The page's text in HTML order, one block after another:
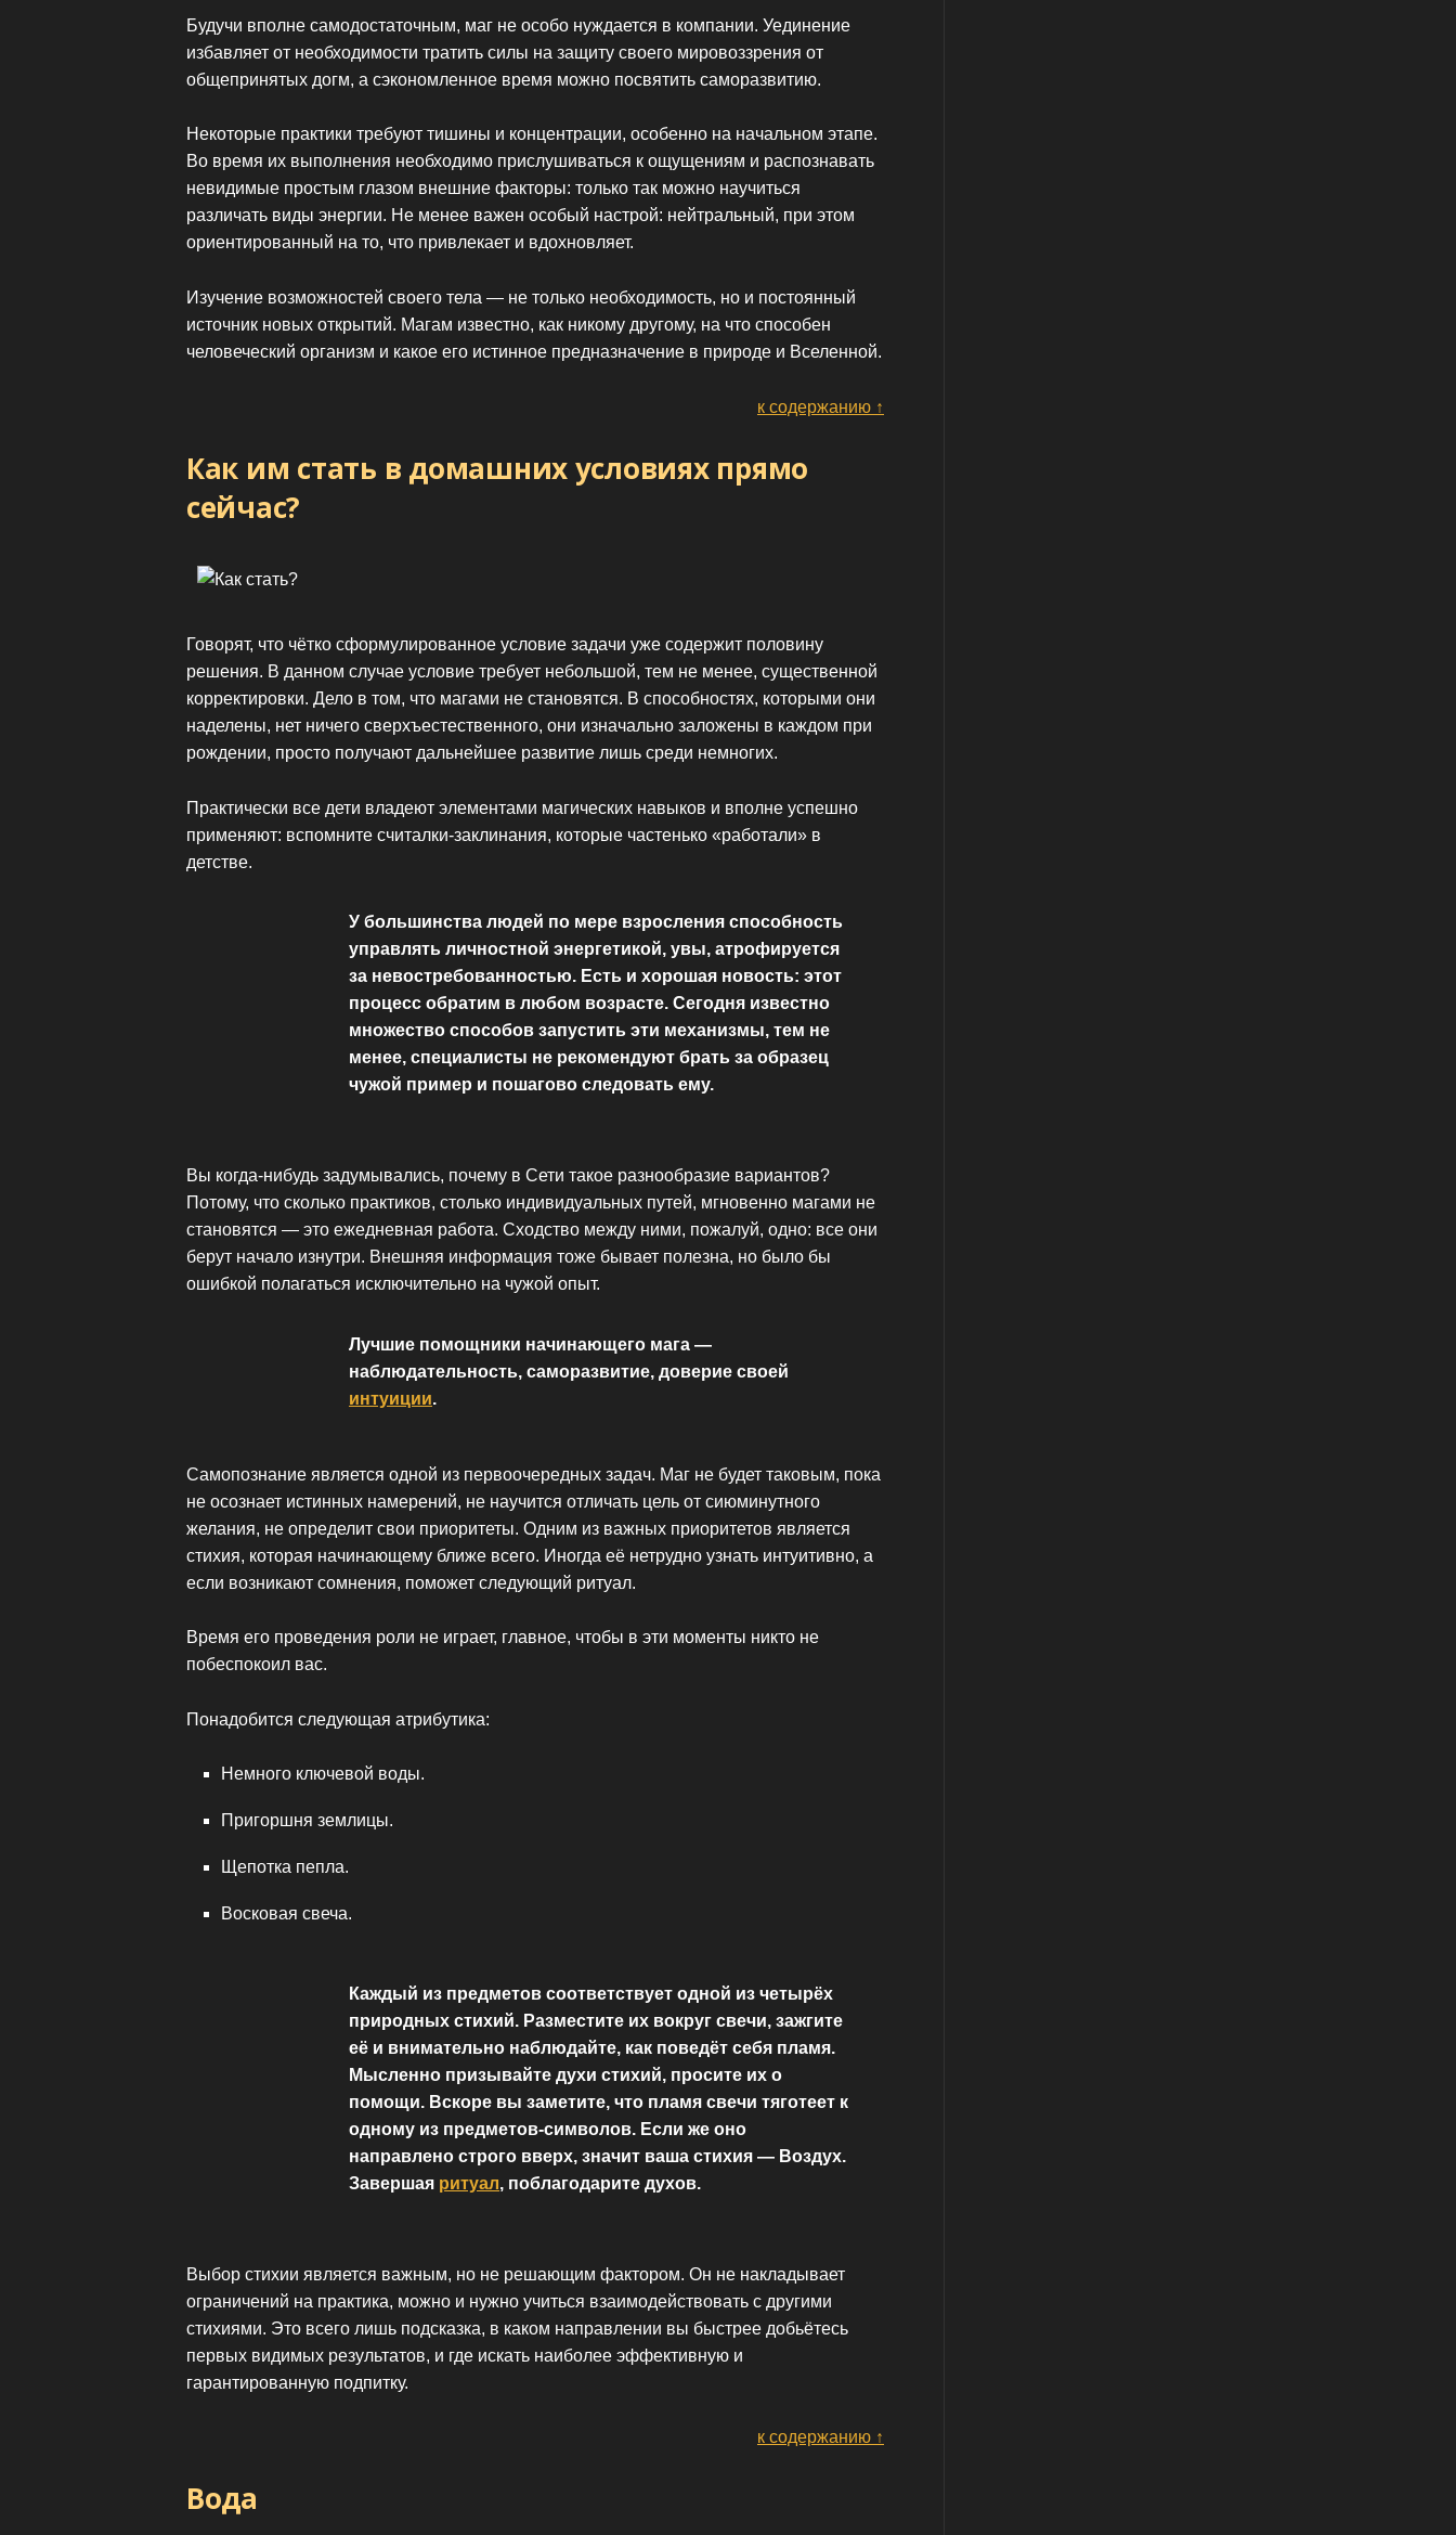
Будучи вполне самодостаточным, маг не особо нуждается в компании. Уединение
избавляет от необходимости тратить силы на защиту своего мировоззрения от
общепринятых догм, а сэкономленное время можно посвятить саморазвитию.
Некоторые практики требуют тишины и концентрации, особенно на начальном этапе.
Во время их выполнения необходимо прислушиваться к ощущениям и распознавать
невидимые простым глазом внешние факторы: только так можно научиться
различать виды энергии. Не менее важен особый настрой: нейтральный, при этом
ориентированный на то, что привлекает и вдохновляет.
Изучение возможностей своего тела — не только необходимость, но и постоянный
источник новых открытий. Магам известно, как никому другому, на что способен
человеческий организм и какое его истинное предназначение в природе и Вселенной.
к содержанию ↑
Как им стать в домашних условиях прямо
сейчас?
Говорят, что чётко сформулированное условие задачи уже содержит половину
решения. В данном случае условие требует небольшой, тем не менее, существенной
корректировки. Дело в том, что магами не становятся. В способностях, которыми они
наделены, нет ничего сверхъестественного, они изначально заложены в каждом при
рождении, просто получают дальнейшее развитие лишь среди немногих.
Практически все дети владеют элементами магических навыков и вполне успешно
применяют: вспомните считалки-заклинания, которые частенько «работали» в
детстве.
У большинства людей по мере взросления способность
управлять личностной энергетикой, увы, атрофируется
за невостребованностью. Есть и хорошая новость: этот
процесс обратим в любом возрасте. Сегодня известно
множество способов запустить эти механизмы, тем не
менее, специалисты не рекомендуют брать за образец
чужой пример и пошагово следовать ему.
Вы когда-нибудь задумывались, почему в Сети такое разнообразие вариантов?
Потому, что сколько практиков, столько индивидуальных путей, мгновенно магами не
становятся — это ежедневная работа. Сходство между ними, пожалуй, одно: все они
берут начало изнутри. Внешняя информация тоже бывает полезна, но было бы
ошибкой полагаться исключительно на чужой опыт.
Лучшие помощники начинающего мага —
наблюдательность, саморазвитие, доверие своей
интуиции.
Самопознание является одной из первоочередных задач. Маг не будет таковым, пока
не осознает истинных намерений, не научится отличать цель от сиюминутного
желания, не определит свои приоритеты. Одним из важных приоритетов является
стихия, которая начинающему ближе всего. Иногда её нетрудно узнать интуитивно, а
если возникают сомнения, поможет следующий ритуал.
Время его проведения роли не играет, главное, чтобы в эти моменты никто не
побеспокоил вас.
Понадобится следующая атрибутика:
Немного ключевой воды.
Пригоршня землицы.
Щепотка пепла.
Восковая свеча.
Каждый из предметов соответствует одной из четырёх
природных стихий. Разместите их вокруг свечи, зажгите
её и внимательно наблюдайте, как поведёт себя пламя.
Мысленно призывайте духи стихий, просите их о
помощи. Вскоре вы заметите, что пламя свечи тяготеет к
одному из предметов-символов. Если же оно
направлено строго вверх, значит ваша стихия — Воздух.
Завершая ритуал, поблагодарите духов.
Выбор стихии является важным, но не решающим фактором. Он не накладывает
ограничений на практика, можно и нужно учиться взаимодействовать с другими
стихиями. Это всего лишь подсказка, в каком направлении вы быстрее добьётесь
первых видимых результатов, и где искать наиболее эффективную и
гарантированную подпитку.
к содержанию ↑
Вода